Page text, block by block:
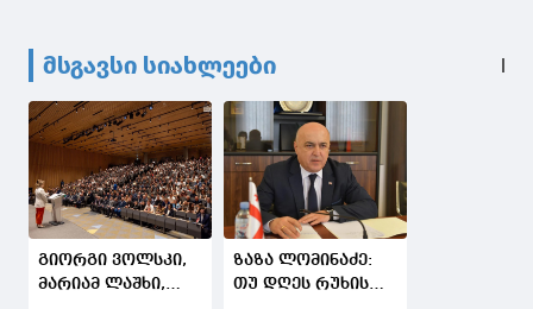
მსგავსი სიახლეები
გიორგი ვოლსკი,
მარიამ ლაშხი,
ზაზა ლომინაძე:
თუ დღეს რუხის